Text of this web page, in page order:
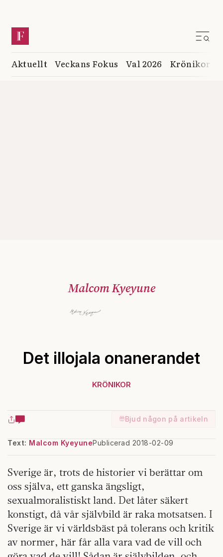
Aktuellt Veckans Fokus Val 2026 Krönikor
Malcom Kyeyune
Det illojala onanerandet
KRÖNIKOR
Bjud någon på artikeln
Text: Malcom KyeyunePublicerad 2018-02-09
Sverige är, trots de historier vi berättar om
oss själva, ett ganska ängsligt,
sexualmoralistiskt land. Det låter säkert
konstigt, då vår självbild är raka motsatsen. I
Sverige är vi världsbäst på tolerans och kritik
av normer, här får alla vara vad de vill och